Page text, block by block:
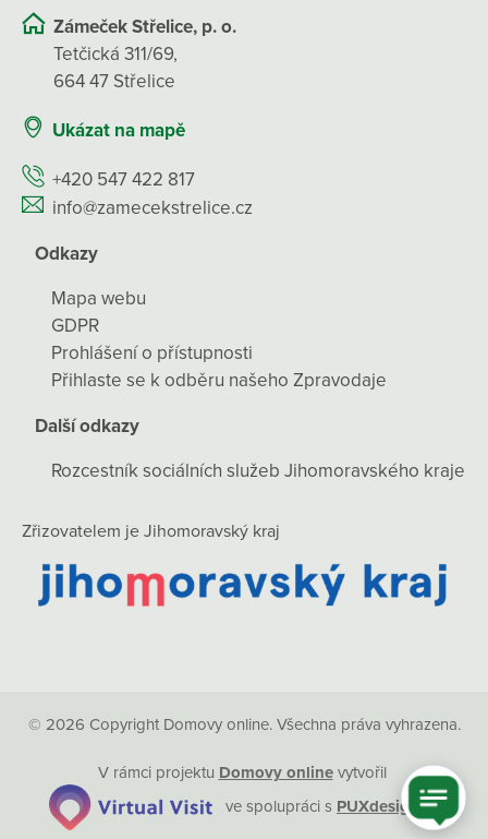
Zámeček Střelice, p. o.
Tetčická 311/69,
664 47 Střelice
Ukázat na mapě
+420 547 422 817
info@zamecekstrelice.cz
Odkazy
Mapa webu
GDPR
Prohlášení o přístupnosti
Přihlaste se k odběru našeho Zpravodaje
Další odkazy
Rozcestník sociálních služeb Jihomoravského kraje
Zřizovatelem je Jihomoravský kraj
© 2026 Copyright Domovy online. Všechna práva vyhrazena.
V rámci projektu Domovy onlinevytvořil
ve spolupráci s PUXdesign.cz